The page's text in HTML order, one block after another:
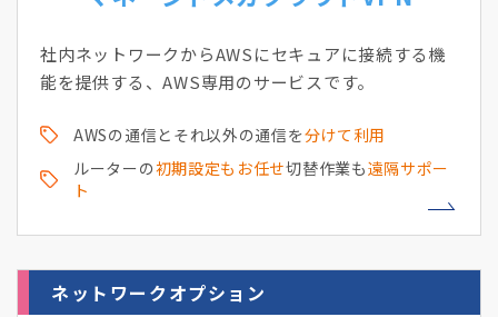
社内ネットワークからAWSにセキュアに接続する機
能を提供する、AWS専用のサービスです。
AWSの通信とそれ以外の通信を分けて利用
ルーターの初期設定もお任せ切替作業も遠隔サポー
ト
ネットワークオプション